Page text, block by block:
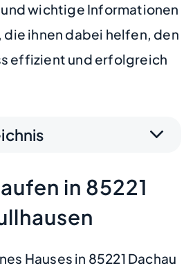
wichtige Informationen
ihnen dabei helfen, den
effizient und erfolgreich
in 85221
Hauses in 85221 Dachau